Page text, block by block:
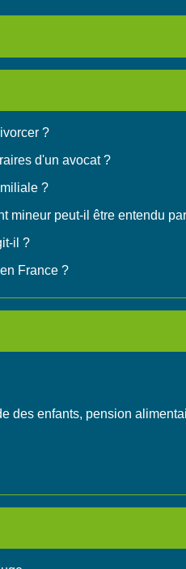
?
d'un avocat ?
?
mineur peut-il être entendu
il ?
France ?
des enfants, pension